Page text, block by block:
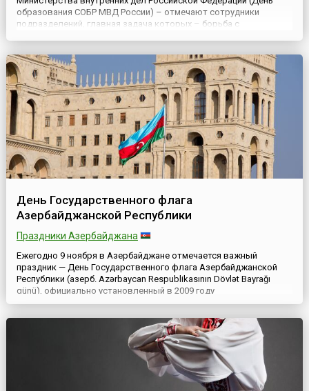
образования СОБР МВД России) – отмечают сотрудники
подразделений, главная задача которых – борьба с
милиции Рашида Нургалиева № 85 ...
День Государственного флага
Азербайджанской Республики
Праздники Азербайджана
Ежегодно 9 ноября в Азербайджане отмечается важный
праздник — День Государственного флага Азербайджанской
Республики (азерб. Azərbaycan Respublikasının Dövlət Bayrağı
günü), официально установленный в 2009 году
соответствующим указом президента Ильхама Алиева. Дата
1918 году был утверждён флаг Азербайджанской
Демократической Республик...